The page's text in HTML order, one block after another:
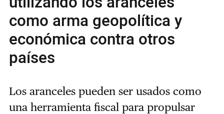
como arma geopolítica y
económica contra otros
países
Los aranceles pueden ser usados como
una herramienta fiscal para propulsar